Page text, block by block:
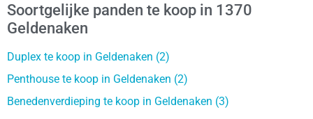
Soortgelijke panden te koop in 1370
Geldenaken
Duplex te koop in Geldenaken (2)
Penthouse te koop in Geldenaken (2)
Benedenverdieping te koop in Geldenaken (3)